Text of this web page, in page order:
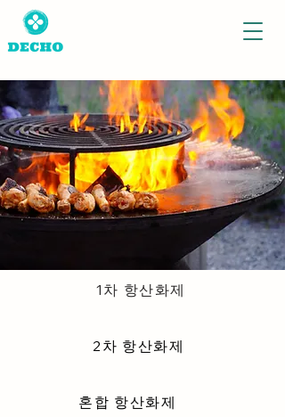
1차 항산화제
2차 항산화제
혼합 항산화제